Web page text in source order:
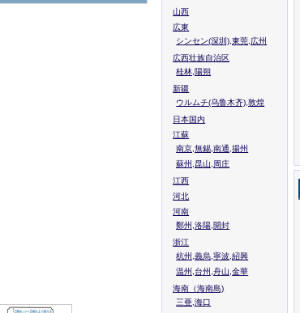
山西
広東
シンセン(深圳),東莞,広州
広西壮族自治区
桂林,陽朔
新疆
ウルムチ(乌鲁木齐),敦煌
日本国内
江蘇
南京,無錫,南通,揚州
蘇州,昆山,周庄
江西
河北
河南
鄭州,洛陽,開封
浙江
杭州,義烏,寧波,紹興
温州,台州,舟山,金華
海南（海南島)
三亜,海口